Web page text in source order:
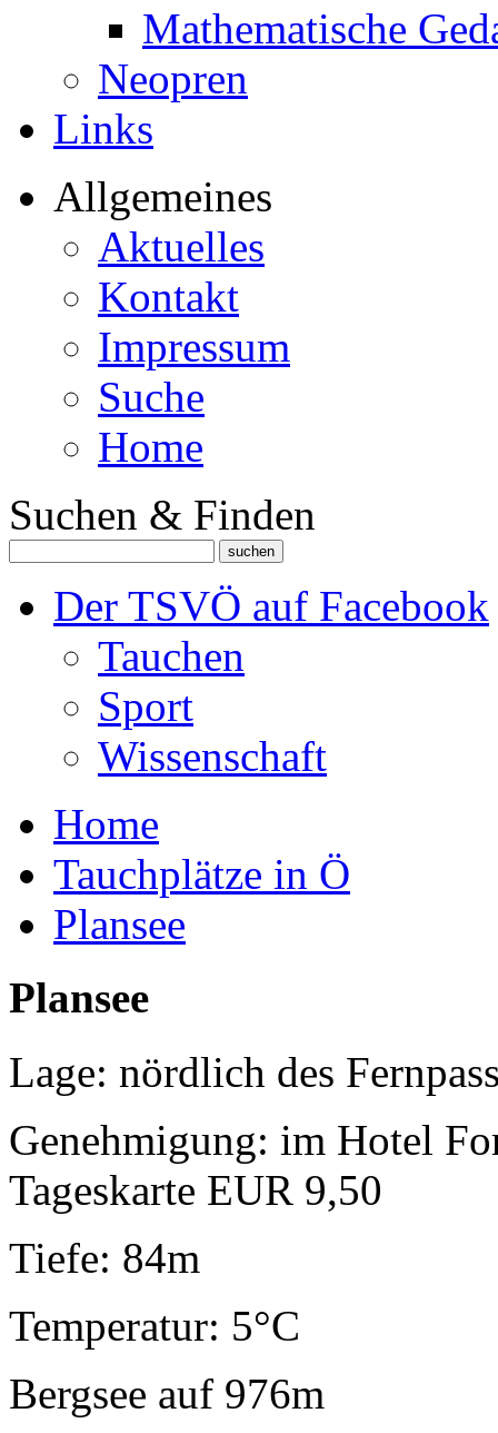
Mathematische
Neopren
Links
Allgemeines
Aktuelles
Kontakt
Impressum
Suche
Home
Suchen & Finden
Der TSVÖ auf Facebook
Tauchen
Sport
Wissenschaft
Home
Tauchplätze in Ö
Plansee
Plansee
Lage: nördlich des
Genehmigung: im Hotel
Tageskarte EUR 9,50
Tiefe: 84m
Temperatur: 5°C
Bergsee auf 976m